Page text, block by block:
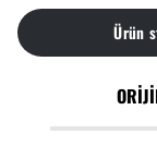
Ürün